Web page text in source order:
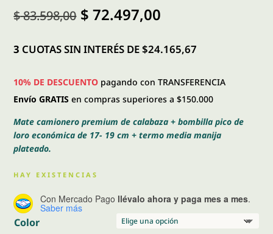
$83.598,00 El
precio
original
era:
$ 72.497,00
es:
3 CUOTAS SIN INTERÉS DE $24.165,67
10% DE DESCUENTO pagando con TRANSFERENCIA
Envío GRATIS en compras superiores a $150.000
Mate camionero premium de calabaza + bombilla pico de
loro económica de 17- 19 cm + termo media manija
plateado.
HAY EXISTENCIAS
Con Mercado Pago llévalo ahora y paga mes a mes.
Saber más
Color